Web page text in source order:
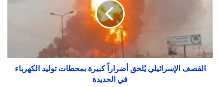
القصف الإسرائيلي يُلحق أضراراً كبيرة بمحطات توليد الكهرباء
في الحديدة